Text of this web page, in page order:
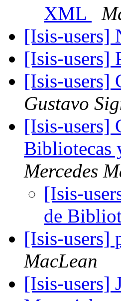
XML
[Isis-users]
[Isis-users]
[Isis-users]
Gustavo
[Isis-users]
Bibliotecas
Mercedes
[Isis-
de
[Isis-users]
MacLean
[Isis-users]